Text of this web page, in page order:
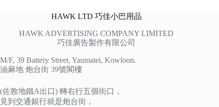
HAWK LTD 巧佳小巴用品
HAWK ADVERTISING COMPANY LIMITED
巧佳廣告製作有限公司
M/F, 39 Battery Street, Yaumatei, Kowloon.
油麻地 炮台街 39號閣樓
(佐敦地鐵A出口) 轉右行五個街口，
見到交通銀行就是炮台街，